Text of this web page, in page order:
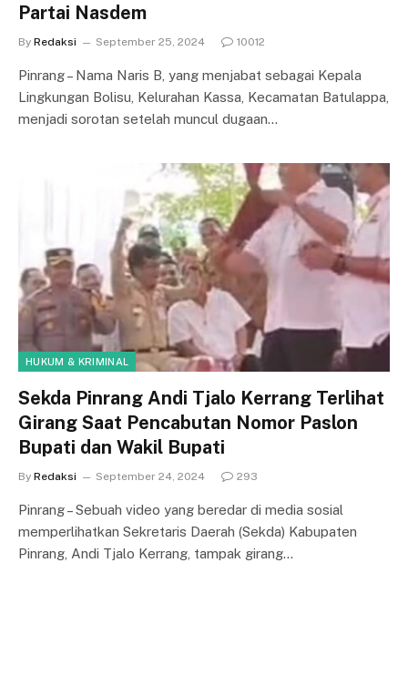
Partai Nasdem
By Redaksi September 25, 2024 10012
Pinrang – Nama Naris B, yang menjabat sebagai Kepala
Lingkungan Bolisu, Kelurahan Kassa, Kecamatan Batulappa,
menjadi sorotan setelah muncul dugaan…
HUKUM & KRIMINAL
Sekda Pinrang Andi Tjalo Kerrang Terlihat
Girang Saat Pencabutan Nomor Paslon
Bupati dan Wakil Bupati
By Redaksi September 24, 2024 293
Pinrang – Sebuah video yang beredar di media sosial
memperlihatkan Sekretaris Daerah (Sekda) Kabupaten
Pinrang, Andi Tjalo Kerrang, tampak girang…